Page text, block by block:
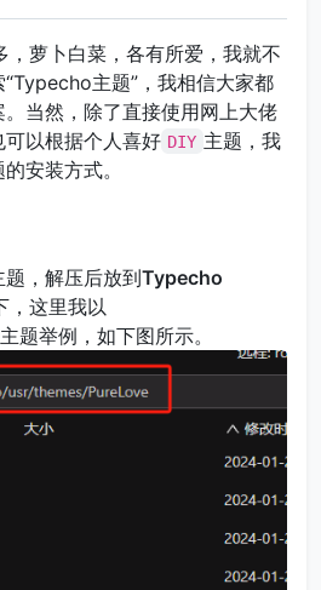
，萝卜白菜，各有所爱，我就不
主题”，我相信大家都
当然，除了直接使用网上大佬
以根据个人喜好 DIY 主题，我
安装方式。
，解压后放到Typecho
，这里我以
主题举例，如下图所示。